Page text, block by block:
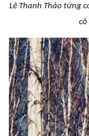
Lê Thanh Thảo từng
cô